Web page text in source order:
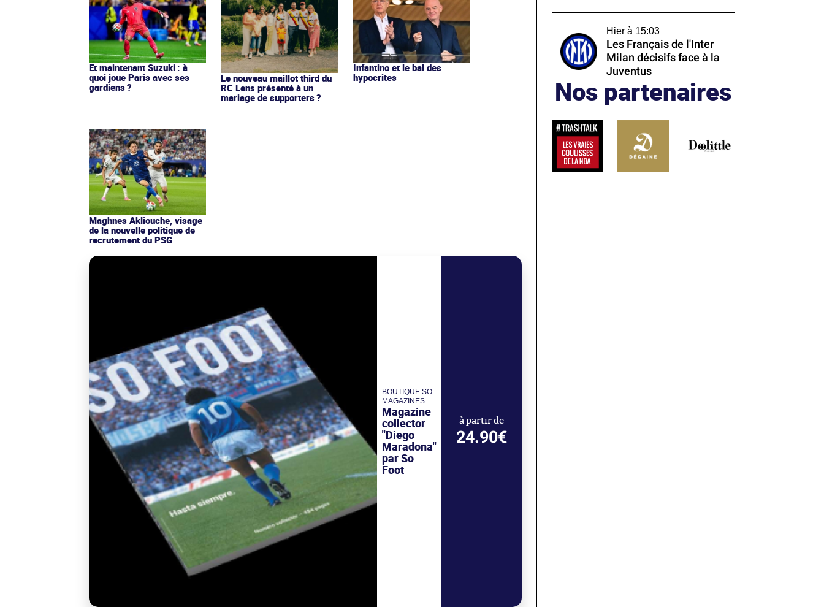
Et maintenant Suzuki : à
quoi joue Paris avec ses
gardiens ?
Le nouveau maillot third du
RC Lens présenté à un
mariage de supporters ?
Infantino et le bal des
hypocrites
Maghnes Akliouche, visage
de la nouvelle politique de
recrutement du PSG
BOUTIQUE SO -
MAGAZINES
Magazine
collector
"Diego
Maradona"
par So
Foot
à partir de
24.90€
Hier à 15:03
Les Français de l'Inter
Milan décisifs face à la
Juventus
Nos partenaires